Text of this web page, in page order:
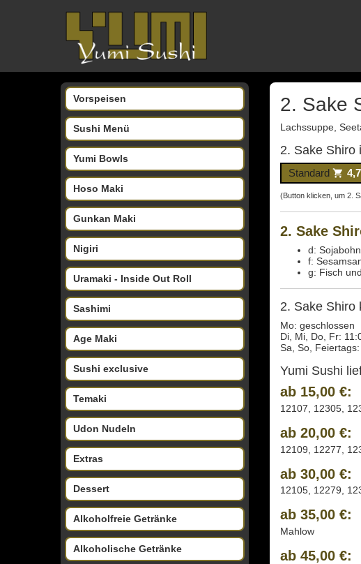
Vorspeisen
Sushi Menü
Yumi Bowls
Hoso Maki
Gunkan Maki
Nigiri
Uramaki - Inside Out Roll
Sashimi
Age Maki
Sushi exclusive
Temaki
Udon Nudeln
Extras
Dessert
Alkoholfreie Getränke
Alkoholische Getränke
2. Sake
Lachssuppe,
2. Sake Shiro
Standard
(Button klicken, um 2.
2. Sake
d:
f:
g: Fisch
2. Sake Shiro
Mo: geschlossen
Di, Mi, Do, Fr:
Sa, So,
Yumi Sushi
ab 15,00 €:
12107, 12305,
ab 20,00 €:
12109, 12277,
ab 30,00 €:
12105, 12279,
ab 35,00 €:
Mahlow
ab 45,00 €: